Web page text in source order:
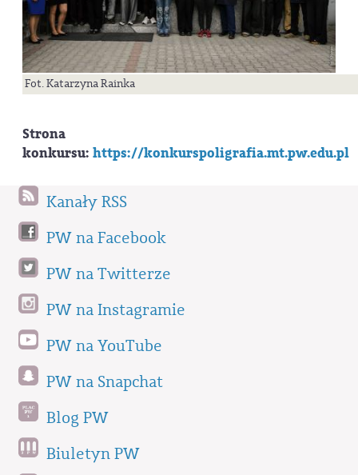
Fot. Katarzyna Rainka
Strona
konkursu: https://konkurspoligrafia.mt.pw.edu.pl
Kanały RSS
PW na Facebook
PW na Twitterze
PW na Instagramie
PW na YouTube
PW na Snapchat
Blog PW
Biuletyn PW